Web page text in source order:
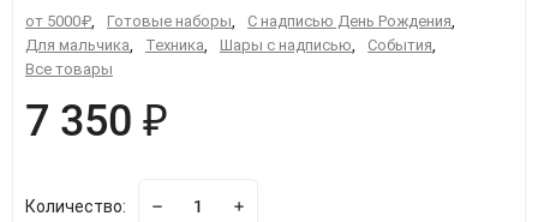
от 5000₽, Готовые наборы, С надписью День Рождения,
Для мальчика, Техника, Шары с надписью, События,
Все товары
7 350 ₽
Количество: